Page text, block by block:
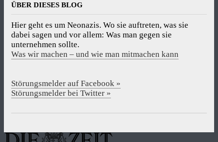
ÜBER DIESES BLOG
Hier geht es um Neonazis. Wo sie auftreten, was sie
dabei sagen und vor allem: Was man gegen sie
unternehmen sollte.
Was wir machen – und wie man mitmachen kann
Störungsmelder auf Facebook »
Störungsmelder bei Twitter »